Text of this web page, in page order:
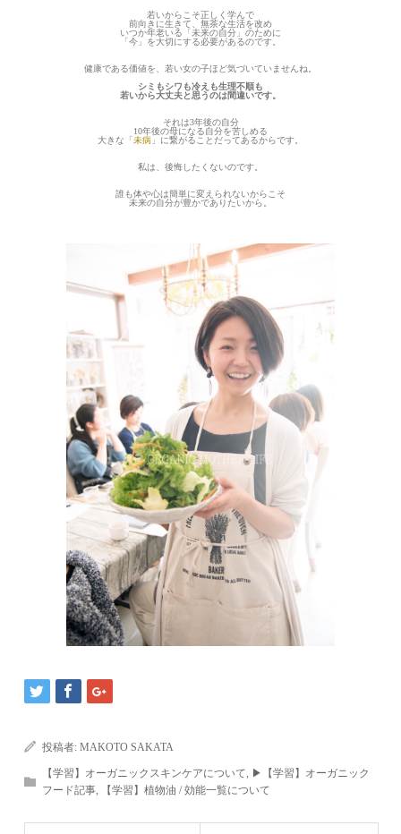
若いからこそ正しく学んで
前向きに生きて、無茶な生活を改め
いつか年老いる「未来の自分」のために
「今」を大切にする必要があるのです。
健康である価値を、若い女の子ほど気づいていませんね。
シミもシワも冷えも生理不順も
若いから大丈夫と思うのは間違いです。
それは3年後の自分
10年後の母になる自分を苦しめる
大きな「未病 」に繋がることだってあるからです。
私は、後悔したくないのです。
誰も体や心は簡単に変えられないからこそ
未来の自分が豊かでありたいから。
投稿者:MAKOTO SAKATA
【学習】オーガニックスキンケアについて
▶︎【学習】オーガニック
フード記事
【学習】植物油 / 効能一覧について